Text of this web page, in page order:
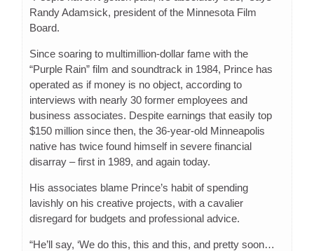
Randy Adamsick, president of the Minnesota Film
Board.
Since soaring to multimillion-dollar fame with the
“Purple Rain” film and soundtrack in 1984, Prince has
operated as if money is no object, according to
interviews with nearly 30 former employees and
business associates. Despite earnings that easily top
$150 million since then, the 36-year-old Minneapolis
native has twice found himself in severe financial
disarray – first in 1989, and again today.
His associates blame Prince’s habit of spending
lavishly on his creative projects, with a cavalier
disregard for budgets and professional advice.
“He’ll say, ‘We do this, this and this, and pretty soon…